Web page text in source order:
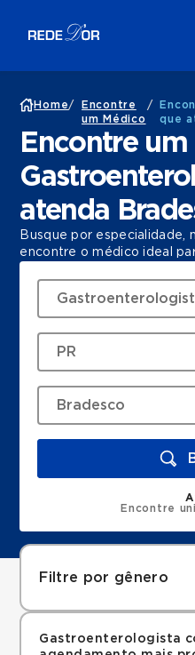
Home/
Encontre
um Médico
/
que
Encontre um
atenda
Busque por especialidade,
encontre o médico ideal
Encontre
Filtre por gênero
Gastroenterologista